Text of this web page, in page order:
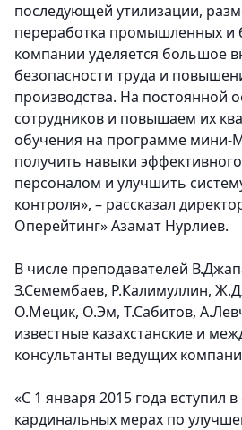
последующей утилизации,
переработка промышленных и
компании уделяется большое
безопасности труда и
производства. На постоянной
сотрудников и повышаем их
обучения на программе
получить навыки
персоналом и улучшить
контроля», – рассказал
Оперейтинг» Азамат Нурлиев.
В числе преподавателей
З.Семембаев, Р.Калимуллин,
О.Мецик, О.Эм, Т.Сабитов,
известные казахстанские и
консультанты ведущих
«С 1 января 2015 года вступил
кардинальных мерах по